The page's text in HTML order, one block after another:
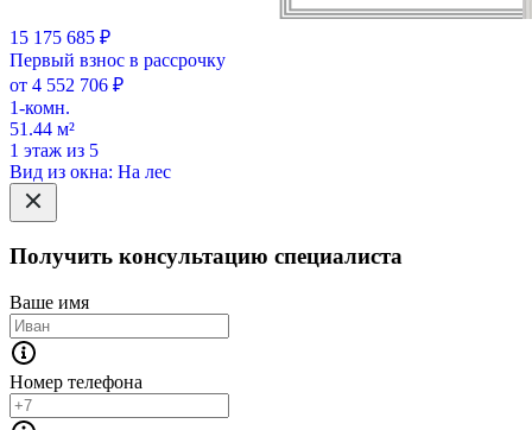
15 175 685 ₽
Первый взнос в рассрочку
от 4 552 706 ₽
1-комн.
51.44 м²
1 этаж из 5
Вид из окна: На лес
Получить консультацию специалиста
Ваше имя
Номер телефона